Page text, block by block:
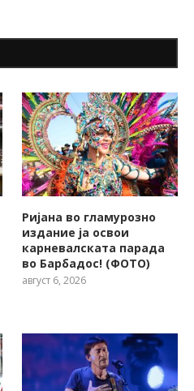
Ријана во гламурозно
издание ја освои
карневалската парада
во Барбадос! (ФОТО)
август 6, 2026